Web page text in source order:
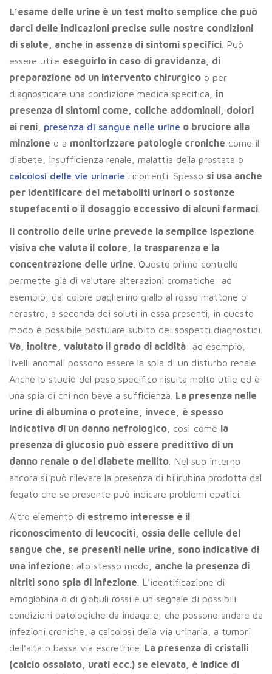
L’esame delle urine è un test molto semplice che può
darci delle indicazioni precise sulle nostre condizioni
di salute, anche in assenza di sintomi specifici . Può
essere utile eseguirlo in caso di gravidanza, di
preparazione ad un intervento chirurgico o per
diagnosticare una condizione medica specifica, in
presenza di sintomi come, coliche addominali, dolori
ai reni, presenza di sangue nelle urine o bruciore alla
minzione o a monitorizzare patologie croniche come il
diabete, insufficienza renale, malattia della prostata o
calcolosi delle vie urinarie ricorrenti. Spesso si usa anche
per identificare dei metaboliti urinari o sostanze
stupefacenti o il dosaggio eccessivo di alcuni farmaci
Il controllo delle urine prevede la semplice ispezione
visiva che valuta il colore, la trasparenza e la
concentrazione delle urine . Questo primo controllo
permette già di valutare alterazioni cromatiche: ad
esempio, dal colore paglierino giallo al rosso mattone o
nerastro, a seconda dei soluti in essa presenti; in questo
modo è possibile postulare subito dei sospetti diagnostici.
Va, inoltre, valutato il grado di acidità: ad esempio,
livelli anomali possono essere la spia di un disturbo renale.
Anche lo studio del peso specifico risulta molto utile ed è
una spia di chi non beve a sufficienza. La presenza nelle
urine di albumina o proteine, invece, è spesso
indicativa di un danno nefrologico , così come la
presenza di glucosio può essere predittivo di un
danno renale o del diabete mellito . Nel suo interno
ancora si può rilevare la presenza di bilirubina prodotta dal
fegato che se presente può indicare problemi epatici.
Altro elemento di estremo interesse è il
riconoscimento di leucociti, ossia delle cellule del
sangue che, se presenti nelle urine, sono indicative di
una infezione; allo stesso modo, anche la presenza di
nitriti sono spia di infezione . L’identificazione di
emoglobina o di globuli rossi è un segnale di possibili
condizioni patologiche da indagare, che possono andare da
infezioni croniche, a calcolosi della via urinaria, a tumori
dell’alta o bassa via escretrice. La presenza di cristalli
(calcio ossalato, urati ecc.) se elevata, è indice di